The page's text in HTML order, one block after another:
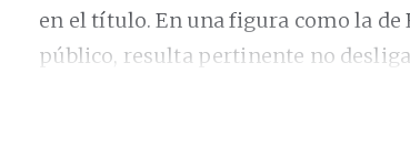
en el título. En una figura como la de
público, resulta pertinente no